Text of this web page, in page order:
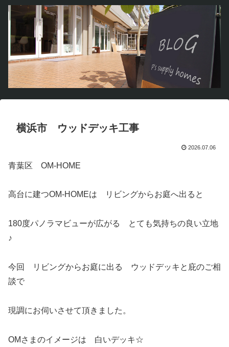
横浜市 ウッドデッキ工事
2026.07.06
青葉区 OM-HOME
高台に建つOM-HOMEは リビングからお庭へ出ると
180度パノラマビューが広がる とても気持ちの良い立地
♪
今回 リビングからお庭に出る ウッドデッキと庇のご相
談で
現調にお伺いさせて頂きました。
OMさまのイメージは 白いデッキ☆